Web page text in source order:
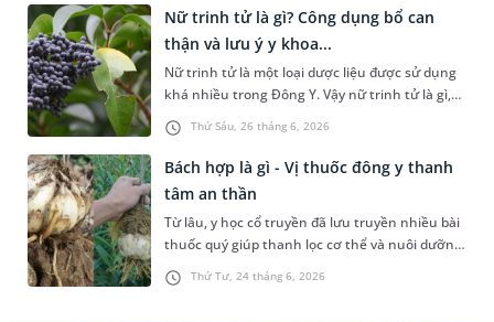
xương khớp. Nhiều mẹ bầu khi đi siêu âm ở
những tuần cuối cảm thấy vô cùng lo lắng khi
bác sĩ thông báo chỉ số cân nặng của con nhẹ
hơn so với tiêu chuẩn tuần tuổi. Vậy 3 tháng
cuối thai kỳ nên ăn gì để con tăng cân nhanh
và khỏe mạnh?
Thứ Sáu, 26 tháng 6, 2026
Nữ trinh tử là gì? Công dụng bổ can
thận và lưu ý y khoa...
Nữ trinh tử là một loại dược liệu được sử dụng
khá nhiều trong Đông Y. Vậy nữ trinh tử là gì,
đặc tính sinh học và công dụng như thế nào?
Những kiến thức này sẽ được chia sẻ trong bài
viết sau đây.
Thứ Tư, 24 tháng 6, 2026
Bách hợp là gì - Vị thuốc đông y thanh
tâm an thần
Từ lâu, y học cổ truyền đã lưu truyền nhiều bài
thuốc quý giúp thanh lọc cơ thể và nuôi dưỡng
tinh thần. Trong số, bách hợp được biết đến là
một vị thuốc có khả năng thanh tâm, an thần